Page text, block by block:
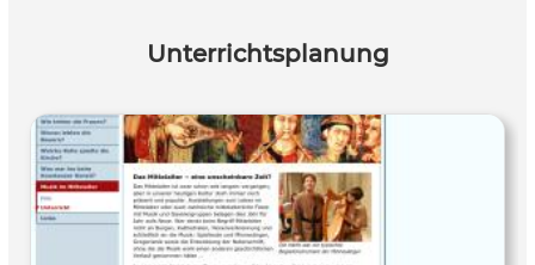
Unterrichtsplanung